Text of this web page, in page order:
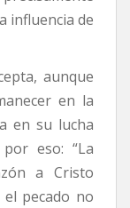
influencia de
aunque
en la
en su lucha
eso: “La
a Cristo
pecado no